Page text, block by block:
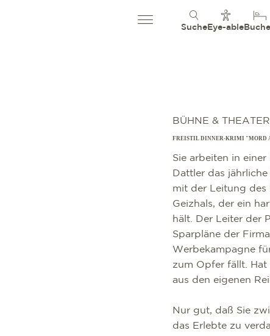
Suche Eye-able
BÜHNE &
FREISTIL DINNER-KRIMI "MORD
Sie arbeiten in
Dattler das
mit der Leitung des
Geizhals, der ein
hält. Der Leiter der
Sparpläne der
Werbekampagne
zum Opfer fällt.
aus den eigenen
Nur gut, daß Sie
das Erlebte zu